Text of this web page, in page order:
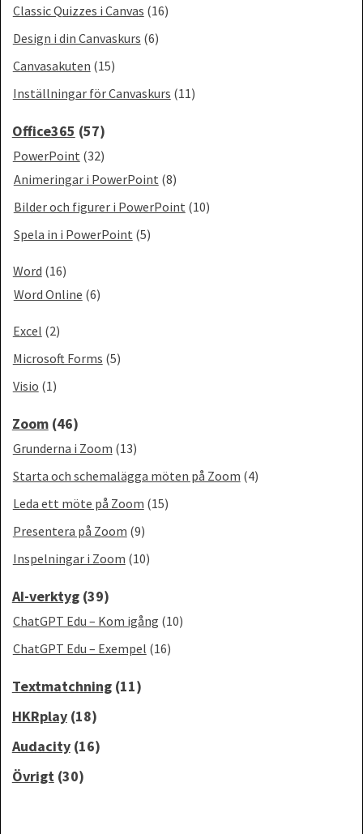
Classic Quizzes i Canvas (16)
Design i din Canvaskurs (6)
Canvasakuten (15)
Inställningar för Canvaskurs (11)
Office365 (57)
PowerPoint (32)
Animeringar i PowerPoint (8)
Bilder och figurer i PowerPoint (10)
Spela in i PowerPoint (5)
Word (16)
Word Online (6)
Excel (2)
Microsoft Forms (5)
Visio (1)
Zoom(46)
Grunderna i Zoom (13)
Starta och schemalägga möten på Zoom (4)
Leda ett möte på Zoom (15)
Presentera på Zoom (9)
Inspelningar i Zoom (10)
AI-verktyg(39)
ChatGPT Edu – Kom igång (10)
ChatGPT Edu – Exempel (16)
Textmatchning(11)
HKRplay(18)
Audacity(16)
Övrigt(30)